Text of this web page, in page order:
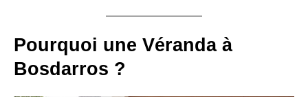
Pourquoi une Véranda à
Bosdarros ?